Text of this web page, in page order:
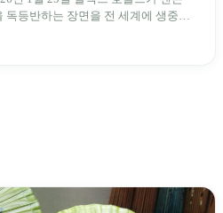
독등반하는 장면을 전 세계에 생중계
온 길은 대만에 전례가 없는 것이었